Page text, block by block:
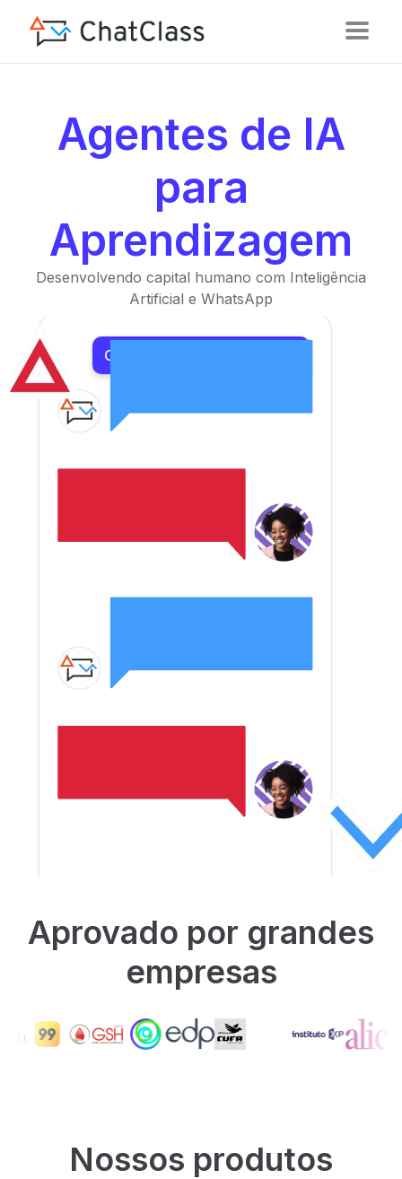
Agentes de IA
para
Aprendizagem
Desenvolvendo capital humano com Inteligência
Artificial e WhatsApp
Conheça Nossos Produtos
Aprovado por grandes
empresas
Nossos produtos